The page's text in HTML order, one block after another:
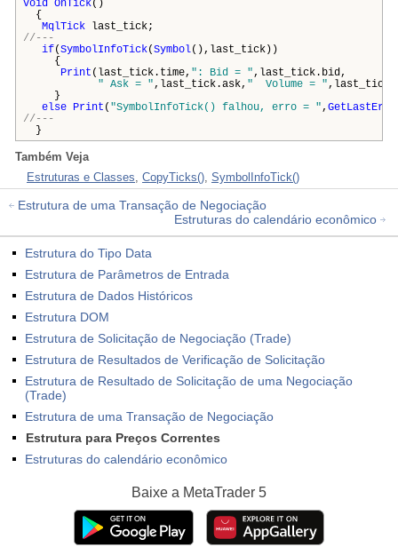
void OnTick()
{
MqlTick last_tick;
//---
if(SymbolInfoTick(Symbol(),last_tick))
{
Print (last_tick.time, ": Bid = ",last_tick.bid,
" Ask = ",last_tick.ask, " Volume = "
}
else Print ( "SymbolInfoTick() falhou, erro = ",
//---
}
Também Veja
Estruturas e Classes, CopyTicks(), SymbolInfoTick()
Estrutura de uma Transação de Negociação
Estruturas do calendário econômico
Estrutura do Tipo Data
Estrutura de Parâmetros de Entrada
Estrutura de Dados Históricos
Estrutura DOM
Estrutura de Solicitação de Negociação (Trade)
Estrutura de Resultados de Verificação de Solicitação
Estrutura de Resultado de Solicitação de uma Negociação
(Trade)
Estrutura de uma Transação de Negociação
Estrutura para Preços Correntes
Estruturas do calendário econômico
Baixe a MetaTrader 5